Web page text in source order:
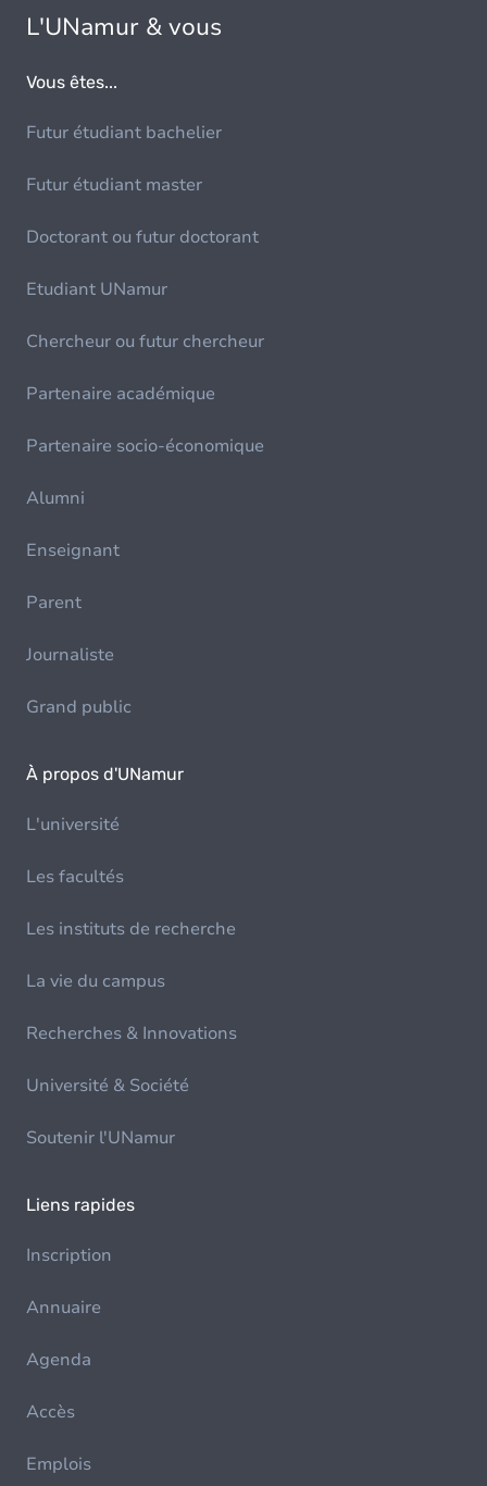
L'UNamur & vous
Vous êtes...
Futur étudiant bachelier
Futur étudiant master
Doctorant ou futur doctorant
Etudiant UNamur
Chercheur ou futur chercheur
Partenaire académique
Partenaire socio-économique
Alumni
Enseignant
Parent
Journaliste
Grand public
À propos d'UNamur
L'université
Les facultés
Les instituts de recherche
La vie du campus
Recherches & Innovations
Université & Société
Soutenir l'UNamur
Liens rapides
Inscription
Annuaire
Agenda
Accès
Emplois